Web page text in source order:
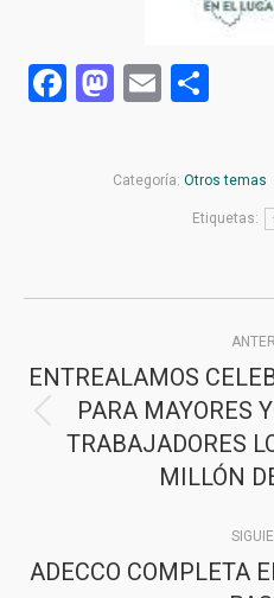
Facebook
Mastodon
Email
Categoría: Otros temas
Etiquetas:
entre
ENTREALAMOS
PARA MAYORES
TRABAJADORES
MILLÓN
ADECCO COMPLETA